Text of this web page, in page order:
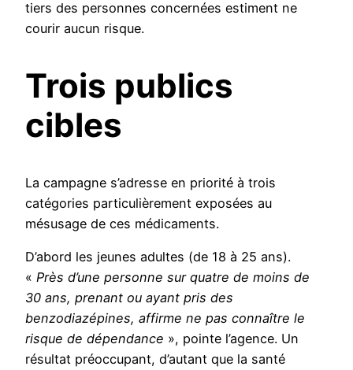
tiers des personnes concernées estiment ne
courir aucun risque.
Trois publics
cibles
La campagne s’adresse en priorité à trois
catégories particulièrement exposées au
mésusage de ces médicaments.
D’abord les jeunes adultes (de 18 à 25 ans).
« Près d’une personne sur quatre de moins de
30 ans, prenant ou ayant pris des
benzodiazépines, affirme ne pas connaître le
risque de dépendance », pointe l’agence. Un
résultat préoccupant, d’autant que la santé